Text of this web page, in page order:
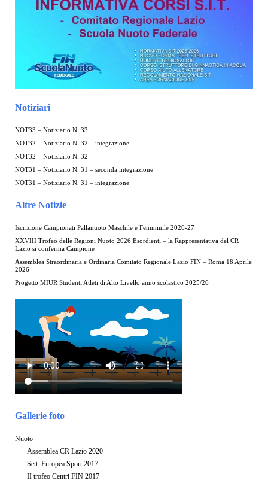
Notiziari
NOT33 – Notiziario N. 33
NOT32 – Notiziario N. 32 – integrazione
NOT32 – Notiziario N. 32
NOT31 – Notiziario N. 31 – seconda integrazione
NOT31 – Notiziario N. 31 – integrazione
Altre Notizie
Iscrizione Campionati Pallanuoto Maschile e Femminile 2026-27
XXVIII Trofeo delle Regioni Nuoto 2026 Esordienti – la Rappresentativa del CR
Lazio si conferma Campione
Assemblea Straordinaria e Ordinaria Comitato Regionale Lazio FIN – Roma 18 Aprile
2026
Progetto MIUR Studenti Atleti di Alto Livello anno scolastico 2025/26
Gallerie foto
Nuoto
Assemblea CR Lazio 2020
Sett. Europea Sport 2017
II trofeo Centri FIN 2017